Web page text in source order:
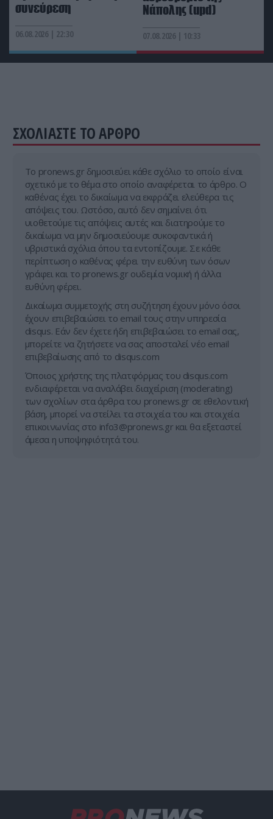
Δεν έχουν «τέλος» οι ουκρανικές επιθέσεις στη
ρωσική Wildberries: Νέα πλήγματα σε
εγκαταστάσεις στα Ουράλια
ΕΣΩΤΕΡΙΚΗ ΑΣΦΑΛΕΙΑ 10:08
συνεύρεση
06.08.2026 | 22:30
Νάπολης (upd)
07.08.2026 | 10:33
ΣΧΟΛΙΑΣΤΕ ΤΟ ΑΡΘΡΟ
Tο pronews.gr δημοσιεύει κάθε σχόλιο το οποίο είναι
σχετικό με το θέμα στο οποίο αναφέρεται το άρθρο. Ο
καθένας έχει το δικαίωμα να εκφράζει ελεύθερα τις
απόψεις του. Ωστόσο, αυτό δεν σημαίνει ότι
υιοθετούμε τις απόψεις αυτές και διατηρούμε το
δικαίωμα να μην δημοσιεύουμε συκοφαντικά ή
υβριστικά σχόλια όπου τα εντοπίζουμε. Σε κάθε
περίπτωση ο καθένας φέρει την ευθύνη των όσων
γράφει και το pronews.gr ουδεμία νομική ή άλλα
ευθύνη φέρει.
Δικαίωμα συμμετοχής στη συζήτηση έχουν μόνο όσοι
έχουν επιβεβαιώσει το email τους στην υπηρεσία
disqus. Εάν δεν έχετε ήδη επιβεβαιώσει το email σας,
μπορείτε να ζητήσετε να σας αποσταλεί νέο email
επιβεβαίωσης από το disqus.com
Όποιος χρήστης της πλατφόρμας του disqus.com
ενδιαφέρεται να αναλάβει διαχείριση (moderating)
των σχολίων στα άρθρα του pronews.gr σε εθελοντική
βάση, μπορεί να στείλει τα στοιχεία του και στοιχεία
επικοινωνίας στο info3@pronews.gr και θα εξεταστεί
άμεσα η υποψηφιότητά του.